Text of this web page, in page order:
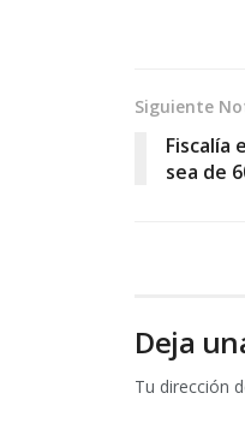
Siguiente
Fiscalía
sea de
Deja
Tu dirección